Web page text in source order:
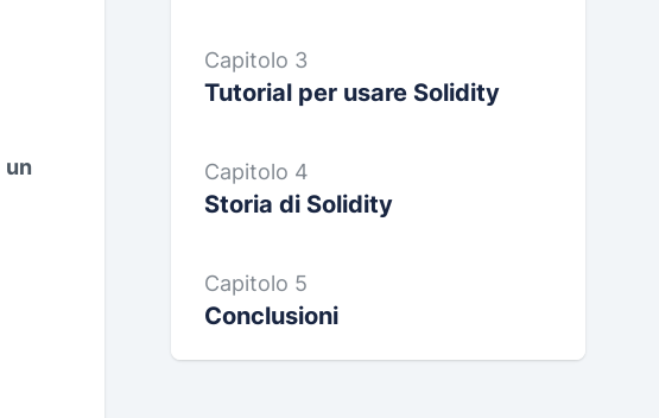
un
Capitolo 3
Tutorial per usare Solidity
Capitolo 4
Storia di Solidity
Capitolo 5
Conclusioni